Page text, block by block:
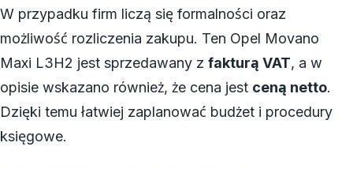
W przypadku firm liczą się formalności oraz
możliwość rozliczenia zakupu. Ten Opel Movano
Maxi L3H2 jest sprzedawany z fakturą VAT, a w
opisie wskazano również, że cena jest ceną netto.
Dzięki temu łatwiej zaplanować budżet i procedury
księgowe.